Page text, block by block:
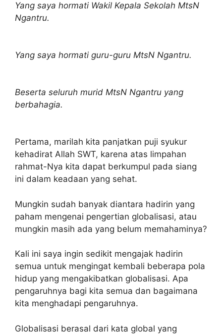
Yang saya hormati Wakil Kepala Sekolah MtsN
Ngantru.
Yang saya hormati guru-guru MtsN Ngantru.
Beserta seluruh murid MtsN Ngantru yang
berbahagia.
Pertama, marilah kita panjatkan puji syukur
kehadirat Allah SWT, karena atas limpahan
rahmat-Nya kita dapat berkumpul pada siang
ini dalam keadaan yang sehat.
Mungkin sudah banyak diantara hadirin yang
paham mengenai pengertian globalisasi, atau
mungkin masih ada yang belum memahaminya?
Kali ini saya ingin sedikit mengajak hadirin
semua untuk mengingat kembali beberapa pola
hidup yang mengakibatkan globalisasi. Apa
pengaruhnya bagi kita semua dan bagaimana
kita menghadapi pengaruhnya.
Globalisasi berasal dari kata global yang